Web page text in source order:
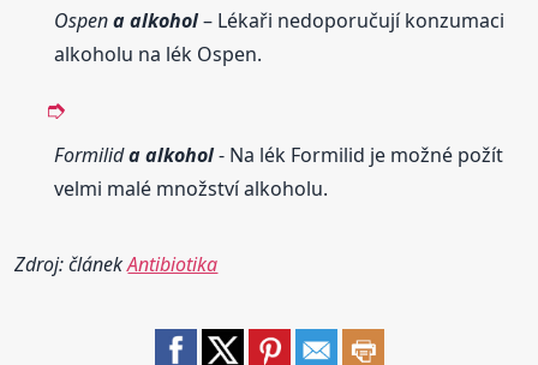
Ospena alkohol– Lékaři nedoporučují konzumaci
alkoholu na lék Ospen.
Formilida alkohol- Na lék Formilid je možné požít
velmi malé množství alkoholu.
Zdroj: článekAntibiotika